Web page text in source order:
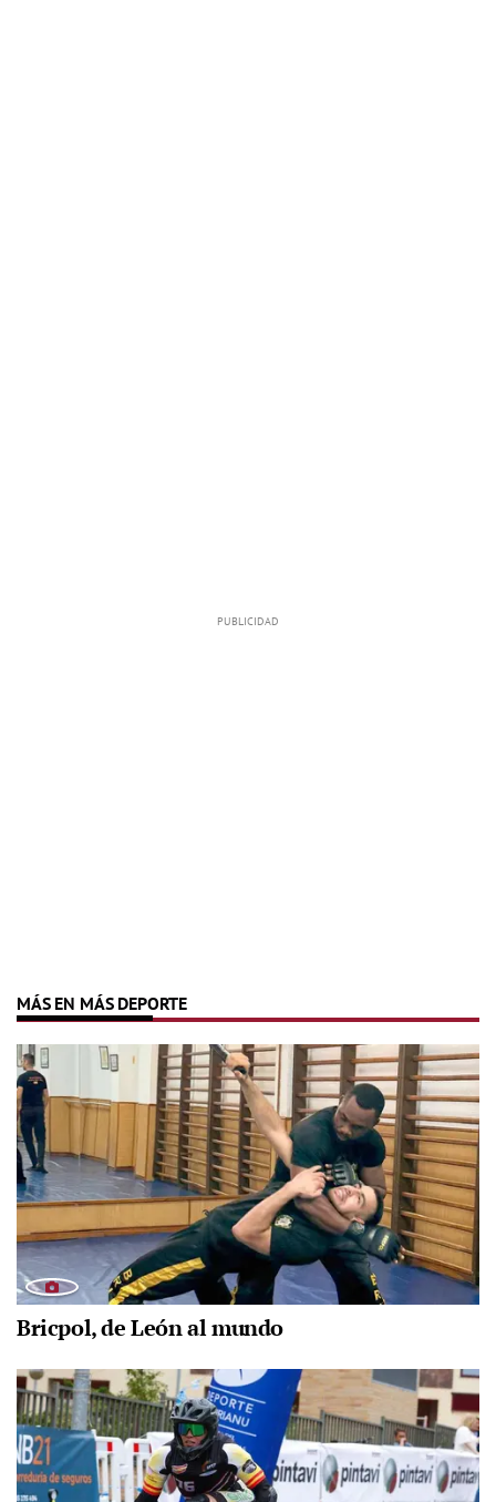
MÁS EN MÁS DEPORTE
Bricpol, de León al mundo